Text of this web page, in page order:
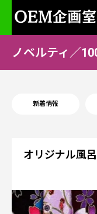
ノベルティ／
新着情報
オリジナル風